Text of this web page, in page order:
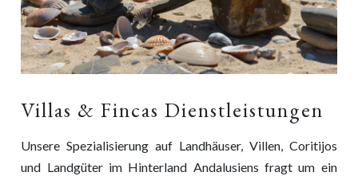
Villas & Fincas Dienstleistungen
Unsere Spezialisierung auf Landhäuser, Villen, Coritijos
und Landgüter im Hinterland Andalusiens fragt um ein